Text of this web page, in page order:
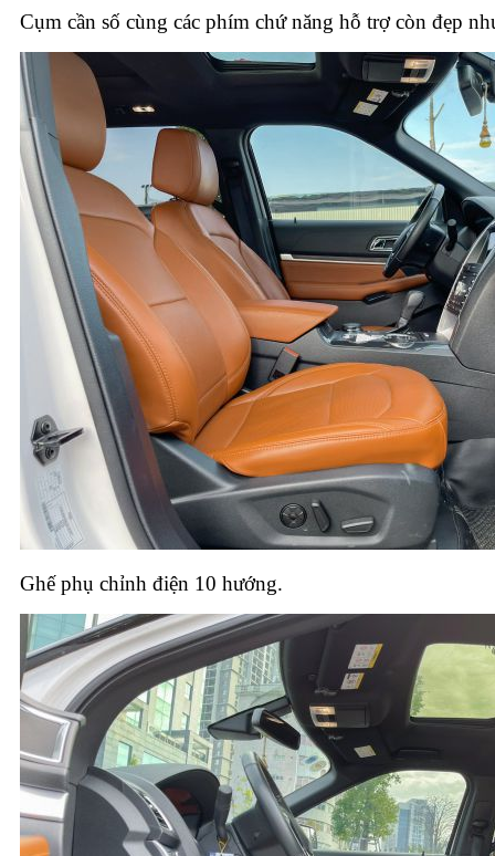
Cụm cần số cùng các phím chứ năng hỗ trợ còn đẹp
Ghế phụ chỉnh điện 10 hướng.